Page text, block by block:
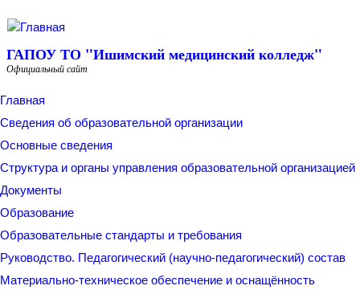
Перейти к основному содержанию
ГАПОУ ТО "Ишимский медицинский колледж"
Официальный сайт
Главная
Сведения об образовательной организации
Основные сведения
Структура и органы управления образовательной организацией
Документы
Образование
Образовательные стандарты и требования
Руководство. Педагогический (научно-педагогический) состав
Материально-техническое обеспечение и оснащённость